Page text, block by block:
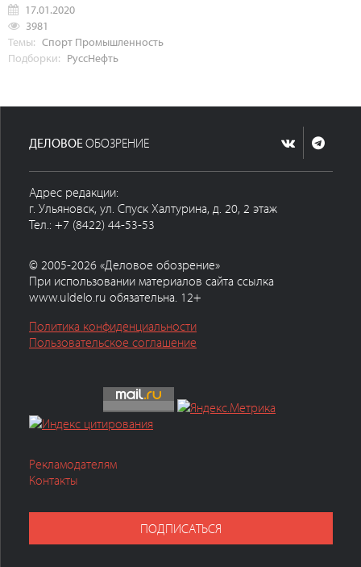
17.01.2020
3981
Темы: Спорт Промышленность
Подборки: РуссНефть
ДЕЛОВОЕ ОБОЗРЕНИЕ
Адрес редакции:
г. Ульяновск, ул. Спуск Халтурина, д. 20, 2 этаж
Тел.: +7 (8422) 44-53-53
© 2005-2026 «Деловое обозрение»
При использовании материалов сайта ссылка
www.uldelo.ru обязательна. 12+
Политика конфиденциальности
Пользовательское соглашение
Рекламодателям
Контакты
ПОДПИСАТЬСЯ